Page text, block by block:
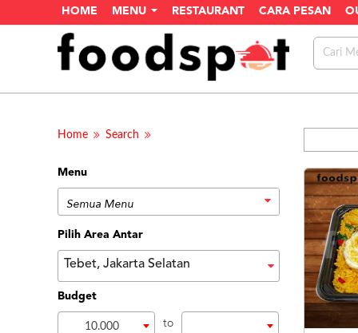
HOME MENU RESTAURANT CARA PESAN
Home Search
Menu
Pilih Area Antar
Tebet, Jakarta Selatan
Budget
10.000 to